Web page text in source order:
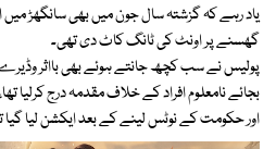
یاد رہے کہ گزشتہ سال جون میں بھی سانگھڑ میں
گھسنے پر اونٹ کی ٹانگ کاٹ دی تھی۔
پولیس نے سب کچھ جانتے ہوئے بھی بااثر
بجائے نامعلوم افراد کے خلاف مقدمہ درج کرلیا
اور حکومت کے نوٹس لینے کے بعد ایکشن لیا گیا